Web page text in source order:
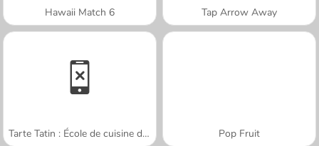
Hawaii Match 6 Tap Arrow Away
Tarte Tatin : École de cuisine de Sara Pop Fruit